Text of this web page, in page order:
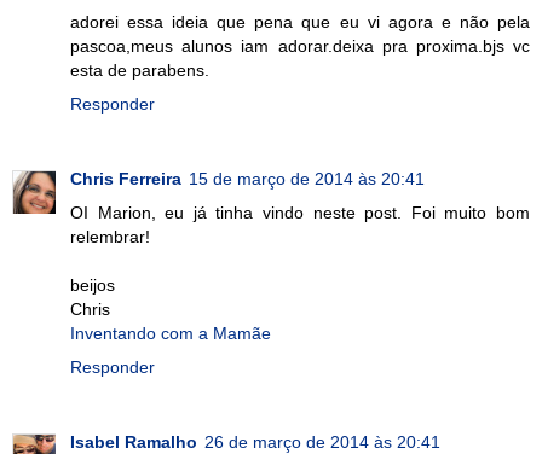
adorei essa ideia que pena que eu vi agora e não pela
pascoa,meus alunos iam adorar.deixa pra proxima.bjs vc
esta de parabens.
Responder
Chris Ferreira 15 de março de 2014 às 20:41
OI Marion, eu já tinha vindo neste post. Foi muito bom
relembrar!
beijos
Chris
Inventando com a Mamãe
Responder
Isabel Ramalho 26 de março de 2014 às 20:41